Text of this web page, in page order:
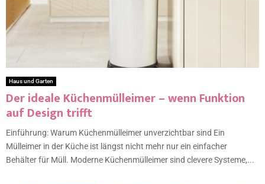
Haus und Garten
Der ideale Küchenmülleimer – wenn Funktion
auf Design trifft
Einführung: Warum Küchenmülleimer unverzichtbar sind Ein
Mülleimer in der Küche ist längst nicht mehr nur ein einfacher
Behälter für Müll. Moderne Küchenmülleimer sind clevere Systeme,...